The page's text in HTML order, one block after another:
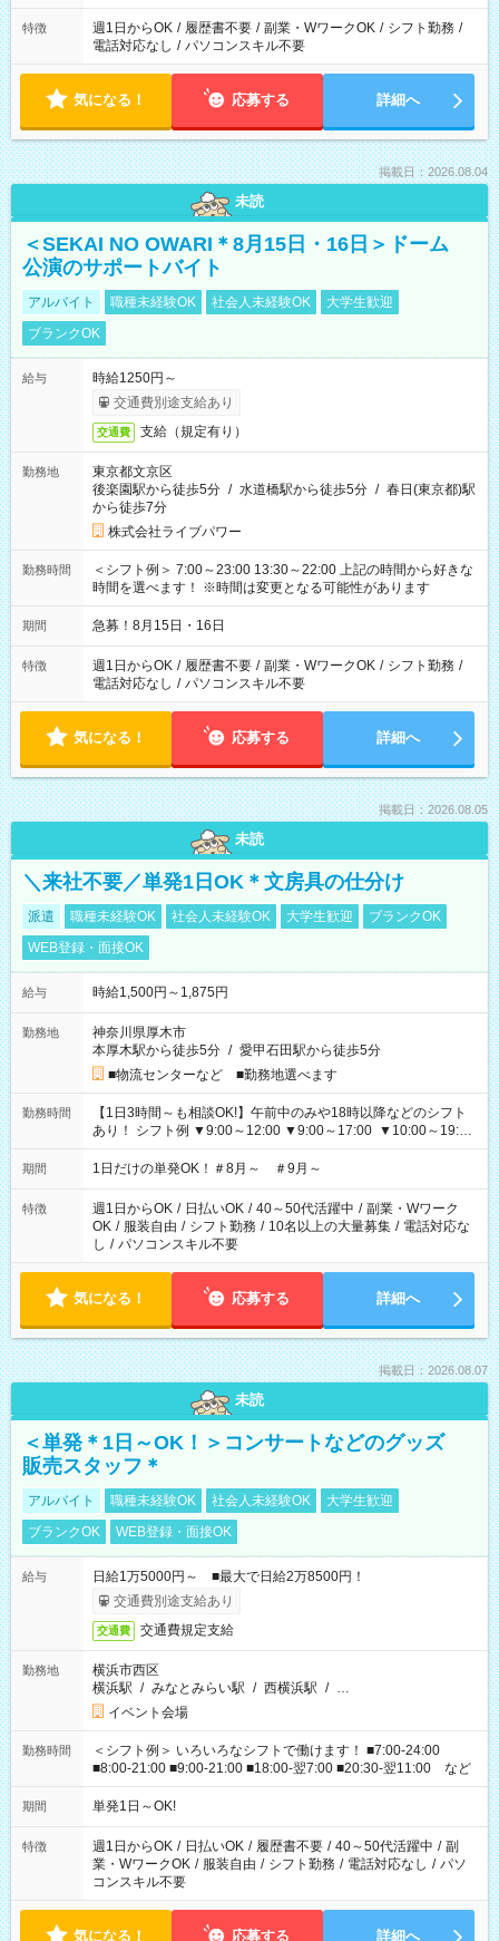
特徴 週1日からOK / 履歴書不要 / 副業・WワークOK / シフト勤務 /
電話対応なし / パソコンスキル不要
気になる！ 応募する 詳細へ
掲載日：2026.08.04
未読
＜SEKAI NO OWARI＊8月15日・16日＞ドーム
公演のサポートバイト
アルバイト 職種未経験OK 社会人未経験OK
大学生歓迎
ブランクOK
給与
時給1250円～
交通費別途支給あり
交通費 支給（規定有り）
勤務地
東京都文京区
後楽園駅から徒歩5分 / 水道橋駅から徒歩5分 / 春日(東京都)駅
から徒歩7分
株式会社ライブパワー
勤務時間
＜シフト例＞ 7:00～23:00 13:30～22:00 上記の時間から好きな
時間を選べます！ ※時間は変更となる可能性があります
期間 急募！8月15日・16日
特徴 週1日からOK / 履歴書不要 / 副業・WワークOK / シフト勤務 /
電話対応なし / パソコンスキル不要
気になる！ 応募する 詳細へ
掲載日：2026.08.05
未読
＼来社不要／単発1日OK＊文房具の仕分け
派遣 職種未経験OK 社会人未経験OK 大学生歓迎
ブランクOK
WEB登録・面接OK
給与 時給1,500円～1,875円
勤務地
神奈川県厚木市
本厚木駅から徒歩5分 / 愛甲石田駅から徒歩5分
■物流センターなど ■勤務地選べます
勤務時間
【1日3時間～も相談OK!】午前中のみや18時以降などのシフト
あり！ シフト例 ▼9:00～12:00 ▼9:00～17:00 ▼10:00～19:00
▼18:00～21:00
期間 1日だけの単発OK！＃8月～ ＃9月～
特徴 週1日からOK / 日払いOK / 40～50代活躍中 / 副業・Wワーク
OK / 服装自由 / シフト勤務 / 10名以上の大量募集 / 電話対応な
し / パソコンスキル不要
気になる！ 応募する 詳細へ
掲載日：2026.08.07
未読
＜単発＊1日～OK！＞コンサートなどのグッズ
販売スタッフ＊
アルバイト 職種未経験OK 社会人未経験OK
大学生歓迎
ブランクOK
WEB登録・面接OK
給与
日給1万5000円～ ■最大で日給2万8500円！
交通費別途支給あり
交通費 交通費規定支給
勤務地
横浜市西区
横浜駅 / みなとみらい駅 / 西横浜駅 / …
イベント会場
勤務時間
＜シフト例＞ いろいろなシフトで働けます！ ■7:00-24:00
■8:00-21:00 ■9:00-21:00 ■18:00-翌7:00 ■20:30-翌11:00 など
期間 単発1日～OK!
特徴 週1日からOK / 日払いOK / 履歴書不要 / 40～50代活躍中 / 副
業・WワークOK / 服装自由 / シフト勤務 / 電話対応なし / パソ
コンスキル不要
気になる！ 応募する 詳細へ